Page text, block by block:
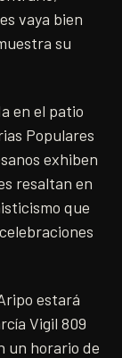
vaya bien
su
en el patio
Populares
exhiben
resaltan en
que
estará
Vigil 809
un horario de